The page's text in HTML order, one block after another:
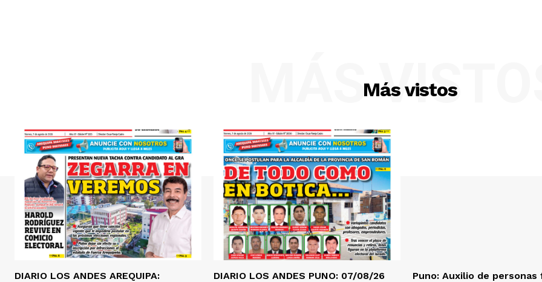
Más vistos
MÁS
DIARIO LOS ANDES AREQUIPA:
DIARIO LOS ANDES PUNO: 07/08/26
Puno: Auxilio de personas